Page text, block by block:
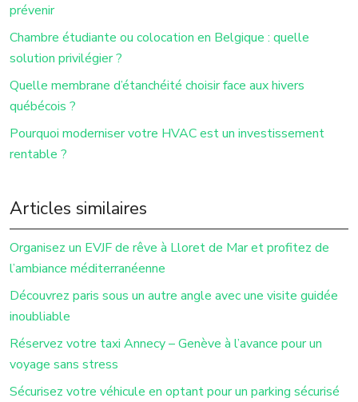
prévenir
Chambre étudiante ou colocation en Belgique : quelle
solution privilégier ?
Quelle membrane d’étanchéité choisir face aux hivers
québécois ?
Pourquoi moderniser votre HVAC est un investissement
rentable ?
Articles similaires
Organisez un EVJF de rêve à Lloret de Mar et profitez de
l’ambiance méditerranéenne
Découvrez paris sous un autre angle avec une visite guidée
inoubliable
Réservez votre taxi Annecy – Genève à l’avance pour un
voyage sans stress
Sécurisez votre véhicule en optant pour un parking sécurisé